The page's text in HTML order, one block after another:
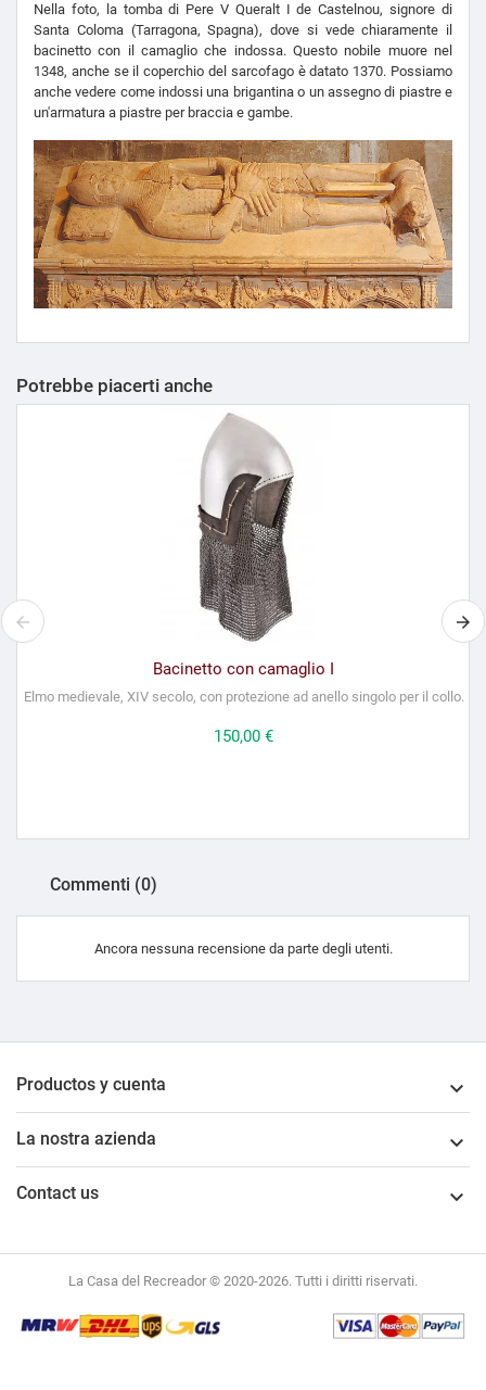
Nella foto, la tomba di Pere V Queralt I de Castelnou, signore di
Santa Coloma (Tarragona, Spagna), dove si vede chiaramente il
bacinetto con il camaglio che indossa. Questo nobile muore nel
1348, anche se il coperchio del sarcofago è datato 1370. Possiamo
anche vedere come indossi una brigantina o un assegno di piastre e
un'armatura a piastre per braccia e gambe.
Potrebbe piacerti anche
Bacinetto con camaglio I
Elmo medievale, XIV secolo, con protezione ad anello singolo per il collo.
Prezzo
150,00 €
Commenti (0)
Ancora nessuna recensione da parte degli utenti.
Productos y cuenta 
La nostra azienda 
Contact us 
La Casa del Recreador © 2020-2026. Tutti i diritti riservati.